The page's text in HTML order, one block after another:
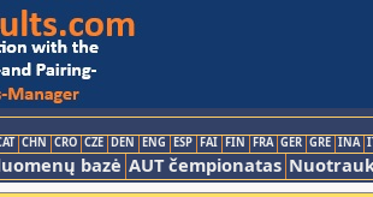
CHN CRO CZE DEN ENG ESP FAI FIN FRA GER GRE INA
bazė AUT čempionatas